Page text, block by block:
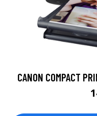
CANON COMPACT